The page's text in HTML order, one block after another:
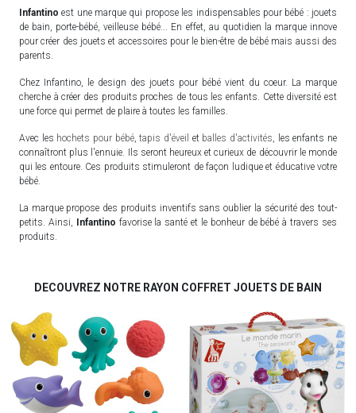
Infantino est une marque qui propose les indispensables pour bébé : jouets
de bain, porte-bébé, veilleuse bébé... En effet, au quotidien la marque innove
pour créer des jouets et accessoires pour le bien-être de bébé mais aussi des
parents.
Chez Infantino, le design des jouets pour bébé vient du coeur. La marque
cherche à créer des produits proches de tous les enfants. Cette diversité est
une force qui permet de plaire à toutes les familles.
Avec les hochets pour bébé,tapis d'éveil et balles d'activités , les enfants ne
connaîtront plus l'ennuie. Ils seront heureux et curieux de découvrir le monde
qui les entoure. Ces produits stimuleront de façon ludique et éducative votre
bébé.
La marque propose des produits inventifs sans oublier la sécurité des tout-
petits. Ainsi, Infantino favorise la santé et le bonheur de bébé à travers ses
produits.
DECOUVREZ NOTRE RAYON COFFRET JOUETS DE BAIN